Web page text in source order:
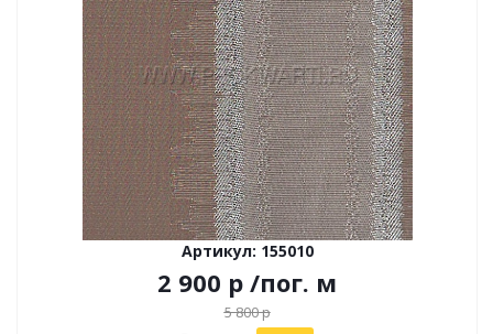
Артикул: 155010
2 900 р /пог. м
5 800р